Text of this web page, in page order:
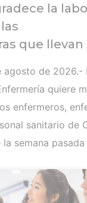
la
que llevan
de la crisis
de Ceuta y
de
agosto de 2026.-
quiere
enfermeros,
sanitario de
la semana
en la
Desde el